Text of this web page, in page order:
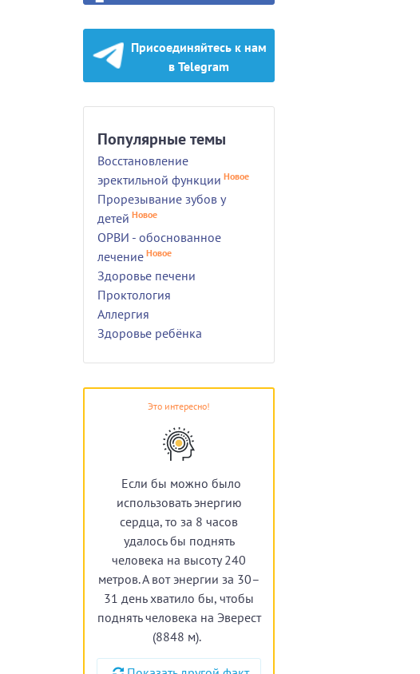
Присоединяйтесь к нам
в Telegram
Популярные темы
Восстановление
эректильной функции Новое
Прорезывание зубов у
детей Новое
ОРВИ - обоснованное
лечение Новое
Здоровье печени
Проктология
Аллергия
Здоровье ребёнка
Это интересно!
Если бы можно было
использовать энергию
сердца, то за 8 часов
удалось бы поднять
человека на высоту 240
метров. А вот энергии за 30–
31 день хватило бы, чтобы
поднять человека на Эверест
(8848 м).